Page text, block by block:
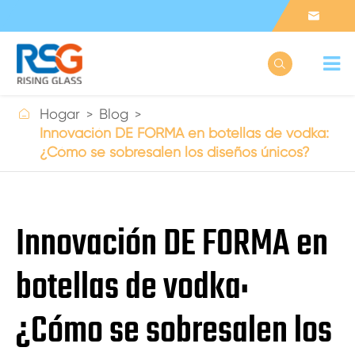


 Hogar
Blog
Innovación DE FORMA en botellas de vodka:
¿Cómo se sobresalen los diseños únicos?
Innovación DE FORMA en
botellas de vodka:
¿Cómo se sobresalen los